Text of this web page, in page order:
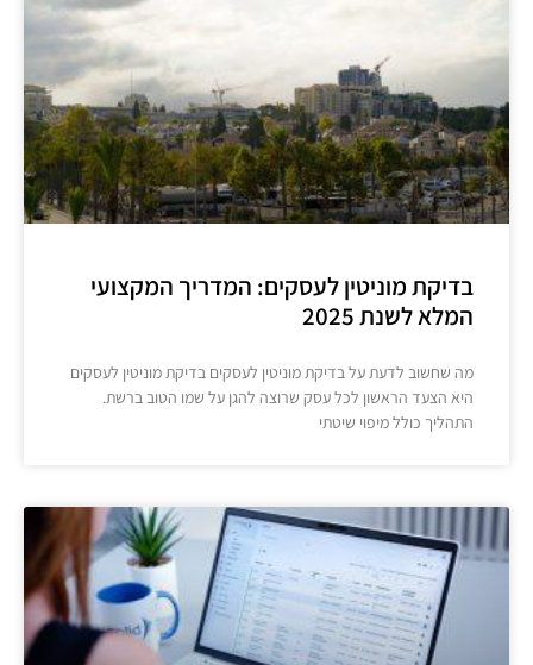
בדיקת מוניטין לעסקים: המדריך המקצועי
המלא לשנת 2025
מה שחשוב לדעת על בדיקת מוניטין לעסקים בדיקת מוניטין לעסקים
היא הצעד הראשון לכל עסק שרוצה להגן על שמו הטוב ברשת.
התהליך כולל מיפוי שיטתי